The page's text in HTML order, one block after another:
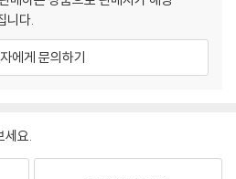
니다.
에게 문의하기
세요.